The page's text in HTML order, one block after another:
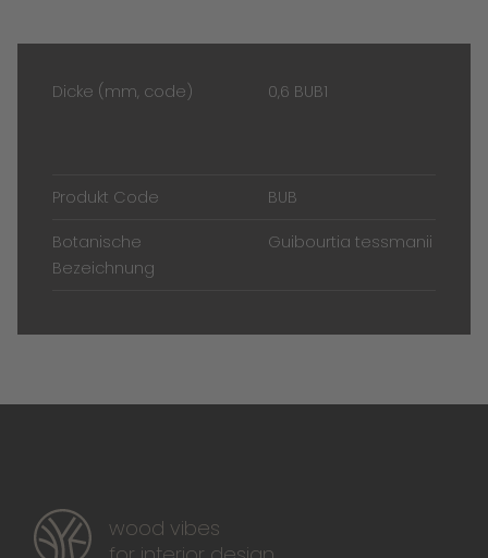
Dicke (mm, code) 0,6 BUB1
Produkt Code BUB
Botanische
Bezeichnung
Guibourtia tessmanii
wood vibes